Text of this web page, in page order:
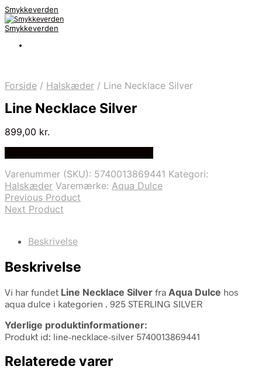
Smykkeverden
Smykkeverden
Forside / Halskæder / Line Necklace Silver
Line Necklace Silver
899,00 kr.
Varenummer (SKU): 5740013869441 Kategori:
Halskæder Varemærke: Aqua Dulce
Previous Product
Next Product
Beskrivelse
Beskrivelse
Vi har fundet Line Necklace Silver fra Aqua Dulce hos
aqua dulce i kategorien . 925 STERLING SILVER
Yderlige produktinformationer:
Produkt id: line-necklace-silver 5740013869441
Relaterede varer